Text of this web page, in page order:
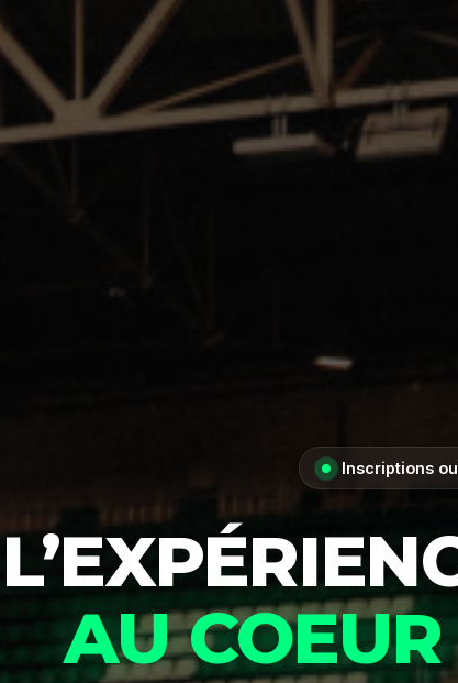
Inscriptions
AU